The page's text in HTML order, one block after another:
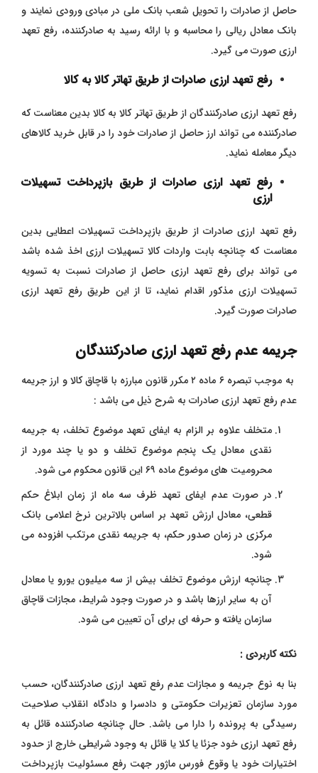
حاصل از صادرات را تحویل شعب بانک ملی در مبادی ورودی نمایند و
بانک معادل ریالی را محاسبه و با ارائه رسید به صادرکننده، رفع تعهد
ارزی صورت می گیرد.
رفع تعهد ارزی صادرات از طریق تهاتر کالا به کالا
رفع تعهد ارزی صادرکنندگان از طریق تهاتر کالا به کالا بدین معناست که
صادرکننده می تواند ارز حاصل از صادرات خود را در قابل خرید کالاهای
دیگر معامله نماید.
رفع تعهد ارزی صادرات از طریق بازپرداخت تسهیلات
ارزی
رفع تعهد ارزی صادرات از طریق بازپرداخت تسهیلات اعطایی بدین
معناست که چنانچه بابت واردات کالا تسهیلات ارزی اخذ شده باشد
می تواند برای رفع تعهد ارزی حاصل از صادرات نسبت به تسویه
تسهیلات ارزی مذکور اقدام نماید، تا از این طریق رفع تعهد ارزی
صادرات صورت گیرد.
جریمه عدم رفع تعهد ارزی صادرکنندگان
به موجب تبصره ۶ ماده ۲ مکرر قانون مبارزه با قاچاق کالا و ارز جریمه
عدم رفع تعهد ارزی صادرات به شرح ذیل می باشد :
متخلف علاوه بر الزام به ایفای تعهد موضوع تخلف، به جریمه
نقدی معادل یک پنجم موضوع تخلف و دو یا چند مورد از
محرومیت های موضوع ماده ۶۹ این قانون محکوم می شود.
در صورت عدم ایفای تعهد ظرف سه ماه از زمان ابلاغ حکم
قطعی، معادل ارزش تعهد بر اساس بالاترین نرخ اعلامی بانک
مرکزی در زمان صدور حکم، به جریمه نقدی مرتکب افزوده می
شود.
چنانچه ارزش موضوع تخلف بیش از سه میلیون یورو یا معادل
آن به سایر ارزها باشد و در صورت وجود شرایط، مجازات قاچاق
سازمان یافته و حرفه ای برای آن تعیین می شود.
نکته کاربردی :
بنا به نوع جریمه و مجازات عدم رفع تعهد ارزی صادرکنندگان، حسب
مورد سازمان تعزیرات حکومتی و دادسرا و دادگاه انقلاب صلاحیت
رسیدگی به پرونده را دارا می باشد. حال چنانچه صادرکننده قائل به
رفع تعهد ارزی خود جزئا یا کلا یا قائل به وجود شرایطی خارج از حدود
اختیارات خود یا وقوع فورس ماژور جهت رفع مسئولیت بازپرداخت